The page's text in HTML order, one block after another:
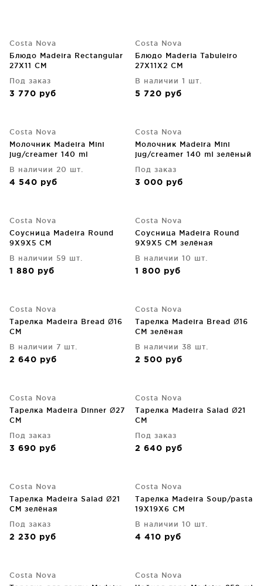
Costa Nova
Блюдо Madeira Rectangular
27X11 CM
Под заказ
3 770 руб
Costa Nova
Блюдо Maderia Tabuleiro
27X11X2 CM
В наличии 1 шт.
5 720 руб
Costa Nova
Молочник Madeira Mini
jug/creamer 140 ml
В наличии 20 шт.
4 540 руб
Costa Nova
Молочник Madeira Mini
jug/creamer 140 ml зелёный
Под заказ
3 000 руб
Costa Nova
Соусница Madeira Round
9X9X5 CM
В наличии 59 шт.
1 880 руб
Costa Nova
Соусница Madeira Round
9X9X5 CM зелёная
В наличии 10 шт.
1 800 руб
Costa Nova
Тарелка Madeira Bread Ø16
CM
В наличии 7 шт.
2 640 руб
Costa Nova
Тарелка Madeira Bread Ø16
CM зелёная
В наличии 38 шт.
2 500 руб
Costa Nova
Тарелка Madeira Dinner Ø27
CM
Под заказ
3 690 руб
Costa Nova
Тарелка Madeira Salad Ø21
CM
Под заказ
2 640 руб
Costa Nova
Тарелка Madeira Salad Ø21
CM зелёная
Под заказ
2 230 руб
Costa Nova
Тарелка Madeira Soup/pasta
19X19X6 CM
В наличии 10 шт.
4 410 руб
Costa Nova
Costa Nova